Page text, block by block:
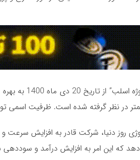
روز دنیا، شرکت قادر به افزایش
که این امر به افزایش درآمد و